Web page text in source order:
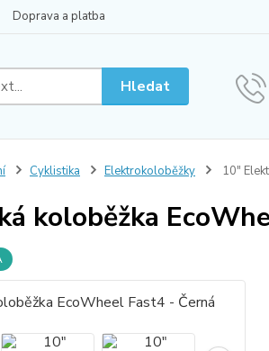
Doprava a platba
Hledat
Cyklistika Elektrokoloběžky 10"
koloběžka